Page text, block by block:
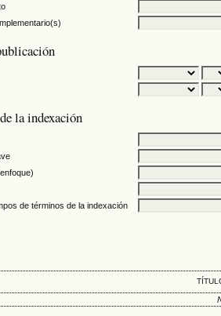
la indexación
de términos de la indexación